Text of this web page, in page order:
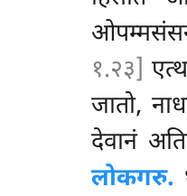
१.२३]
जातो,
देवानं
लोकगरु.